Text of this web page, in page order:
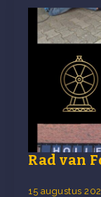
Rad van
15 augustus